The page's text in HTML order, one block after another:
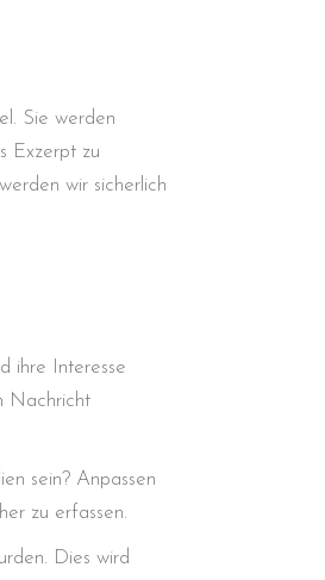
Sie werden
Exzerpt zu
wir sicherlich
ihre Interesse
Nachricht
sein? Anpassen
zu erfassen.
Dies wird